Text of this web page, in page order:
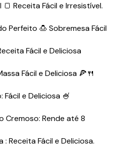
Receita Fácil e Irresistível.
Perfeito 🍮 Sobremesa Fácil
Fácil e Deliciosa
Fácil e Deliciosa 🍕🍴
Fácil e Deliciosa 🍧
Cremoso: Rende até 8
Receita Fácil e Deliciosa.